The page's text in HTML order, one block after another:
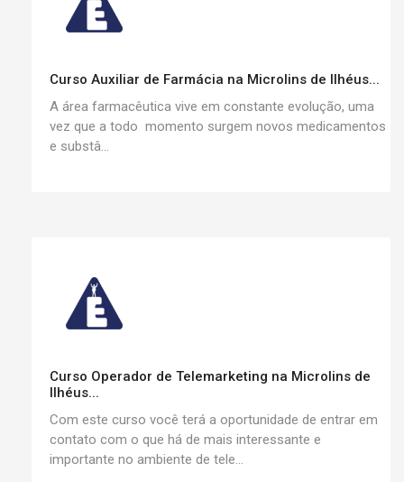
Curso Auxiliar de Farmácia na Microlins de Ilhéus...
A área farmacêutica vive em constante evolução, uma
vez que a todo momento surgem novos medicamentos
e substâ...
Curso Operador de Telemarketing na Microlins de
Ilhéus...
Com este curso você terá a oportunidade de entrar em
contato com o que há de mais interessante e
importante no ambiente de tele...